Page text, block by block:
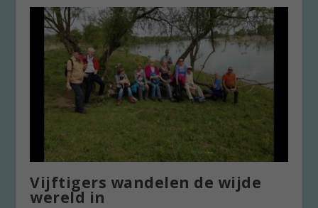
Vijftigers wandelen de wijde
wereld in